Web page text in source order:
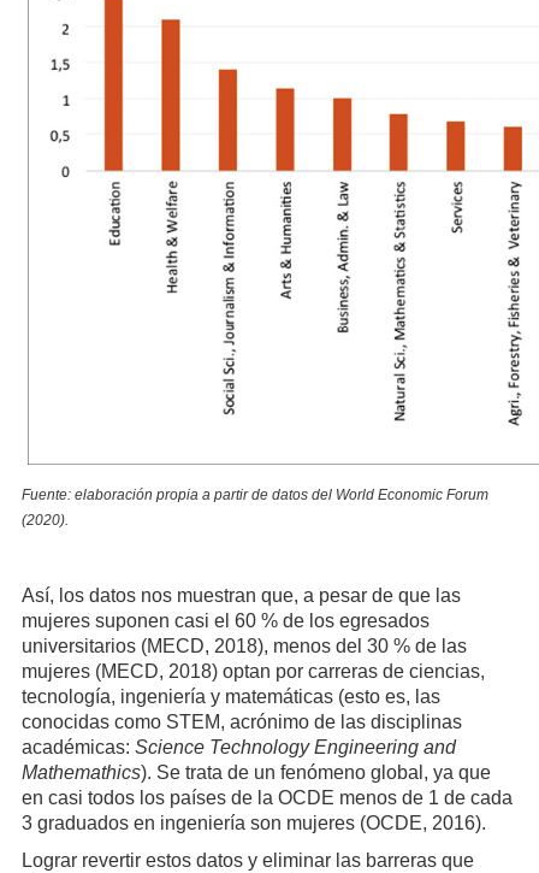
Fuente: elaboración propia a partir de datos del World Economic Forum
(2020).
Así, los datos nos muestran que, a pesar de que las
mujeres suponen casi el 60 % de los egresados
universitarios (MECD, 2018), menos del 30 % de las
mujeres (MECD, 2018) optan por carreras de ciencias,
tecnología, ingeniería y matemáticas (esto es, las
conocidas como STEM, acrónimo de las disciplinas
académicas: Science Technology Engineering and
Mathemathics). Se trata de un fenómeno global, ya que
en casi todos los países de la OCDE menos de 1 de cada
3 graduados en ingeniería son mujeres (OCDE, 2016).
Lograr revertir estos datos y eliminar las barreras que